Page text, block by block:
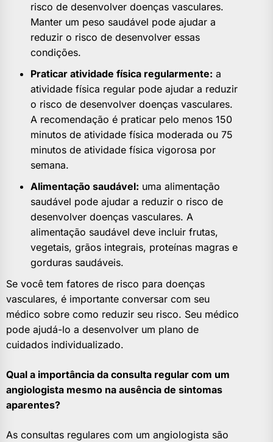
risco de desenvolver doenças vasculares.
Manter um peso saudável pode ajudar a
reduzir o risco de desenvolver essas
condições.
Praticar atividade física regularmente: a
atividade física regular pode ajudar a reduzir
o risco de desenvolver doenças vasculares.
A recomendação é praticar pelo menos 150
minutos de atividade física moderada ou 75
minutos de atividade física vigorosa por
semana.
Alimentação saudável: uma alimentação
saudável pode ajudar a reduzir o risco de
desenvolver doenças vasculares. A
alimentação saudável deve incluir frutas,
vegetais, grãos integrais, proteínas magras e
gorduras saudáveis.
Se você tem fatores de risco para doenças
vasculares, é importante conversar com seu
médico sobre como reduzir seu risco. Seu médico
pode ajudá-lo a desenvolver um plano de
cuidados individualizado.
Qual a importância da consulta regular com um
angiologista mesmo na ausência de sintomas
aparentes?
As consultas regulares com um angiologista são